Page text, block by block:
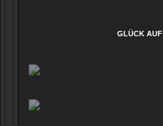
GLÜCK AUF